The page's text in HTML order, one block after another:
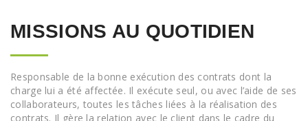
MISSIONS AU QUOTIDIEN
Responsable de la bonne exécution des contrats dont la
charge lui a été affectée. Il exécute seul, ou avec l’aide de ses
collaborateurs, toutes les tâches liées à la réalisation des
contrats. Il gère la relation avec le client dans le cadre du